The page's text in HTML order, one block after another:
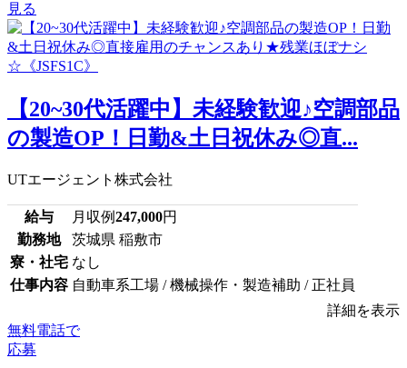
見る
【20~30代活躍中】未経験歓迎♪空調部品
の製造OP！日勤&土日祝休み◎直...
UTエージェント株式会社
給与 月収例247,000円
勤務地
茨城県 稲敷市
寮・社宅 なし
仕事内容 自動車系工場 / 機械操作・製造補助 / 正社員
詳細を表示
無料電話で
応募